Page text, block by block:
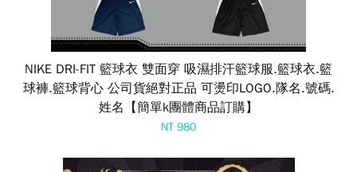
NIKE DRI-FIT 籃球衣 雙面穿 吸濕排汗籃球服.籃球衣.籃
球褲.籃球背心 公司貨絕對正品 可燙印LOGO.隊名.號碼.
姓名【簡單k團體商品訂購】
NT 980